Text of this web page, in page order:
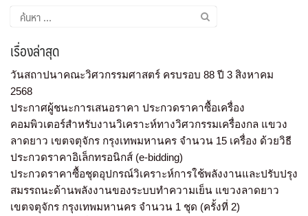
เรื่องล่าสุด
วันสถาปนาคณะวิศวกรรมศาสตร์ ครบรอบ 88 ปี 3 สิงหาคม
2568
ประกาศผู้ชนะการเสนอราคา ประกวดราคาซื้อเครื่อง
คอมพิวเตอร์สำหรับงานวิเคราะห์ทางวิศวกรรมเครื่องกล แขวง
ลาดยาว เขตจตุจักร กรุงเทพมหานคร จำนวน 15 เครื่อง ด้วยวิธี
ประกวดราคาอิเล็กทรอนิกส์ (e-bidding)
ประกวดราคาซื้อชุดอุปกรณ์วิเคราะห์การใช้พลังงานและปรับปรุง
สมรรถนะด้านพลังงานของระบบทำความเย็น แขวงลาดยาว
เขตจตุจักร กรุงเทพมหานคร จำนวน 1 ชุด (ครั้งที่ 2)